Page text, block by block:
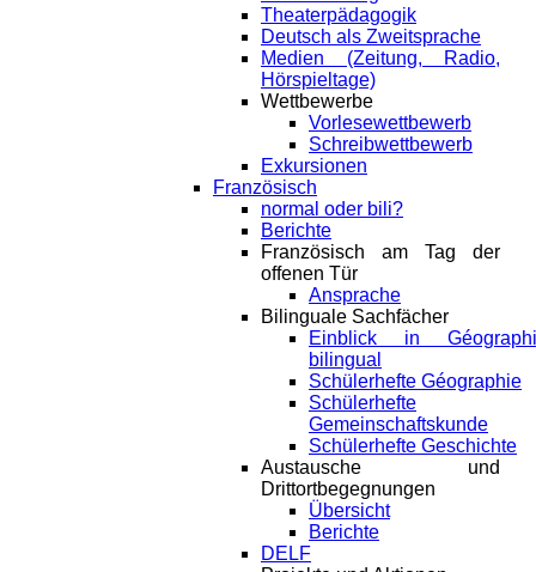
Theaterpädagogik
Deutsch als Zweitsprache
Medien (Zeitung, Radio,
Hörspieltage)
Wettbewerbe
Vorlesewettbewerb
Schreibwettbewerb
Exkursionen
Französisch
normal oder bili?
Berichte
Französisch am Tag der
offenen Tür
Ansprache
Bilinguale Sachfächer
Einblick in
bilingual
Schülerhefte Géographie
Schülerhefte
Gemeinschaftskunde
Schülerhefte Geschichte
Austausche und
Drittortbegegnungen
Übersicht
Berichte
DELF